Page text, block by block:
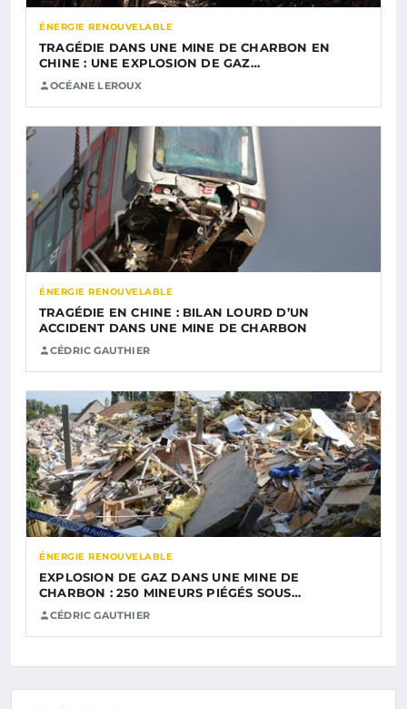
ÉNERGIE RENOUVELABLE
TRAGÉDIE DANS UNE MINE DE CHARBON EN
CHINE : UNE EXPLOSION DE GAZ…
OCÉANE LEROUX
ÉNERGIE RENOUVELABLE
TRAGÉDIE EN CHINE : BILAN LOURD D’UN
ACCIDENT DANS UNE MINE DE CHARBON
CÉDRIC GAUTHIER
ÉNERGIE RENOUVELABLE
EXPLOSION DE GAZ DANS UNE MINE DE
CHARBON : 250 MINEURS PIÉGÉS SOUS…
CÉDRIC GAUTHIER